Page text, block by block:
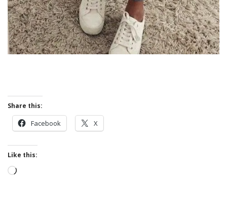
Share this:
Facebook X
Like this:
Loading…